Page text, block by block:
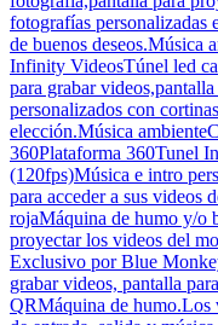
fotografías
de buenos deseos.Música
Infinity VideosTúnel led
para grabar
personalizados con
elección.Música
360Plataforma 360Tunel
(120fps)Música e intro
para acceder a sus videos
rojaMáquina de humo y/o
proyectar los videos del
Exclusivo por Blue
grabar videos, pantalla
QRMáquina de humo.Los